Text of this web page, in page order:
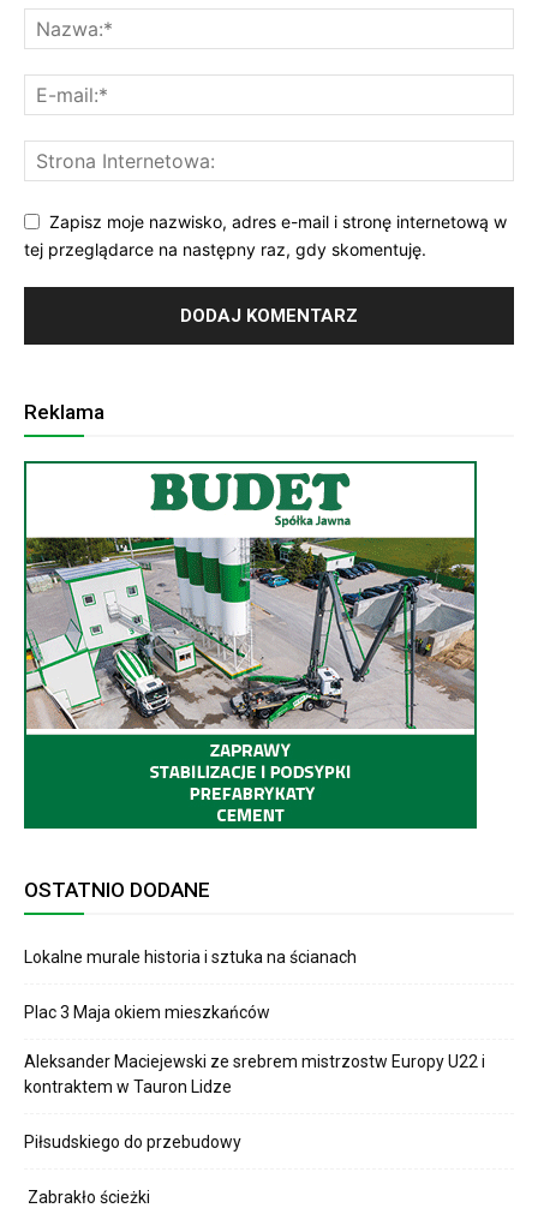
Zapisz moje nazwisko, adres e-mail i stronę internetową w
tej przeglądarce na następny raz, gdy skomentuję.
Reklama
OSTATNIO DODANE
Lokalne murale historia i sztuka na ścianach
Plac 3 Maja okiem mieszkańców
Aleksander Maciejewski ze srebrem mistrzostw Europy U22 i
kontraktem w Tauron Lidze
Piłsudskiego do przebudowy
Zabrakło ścieżki